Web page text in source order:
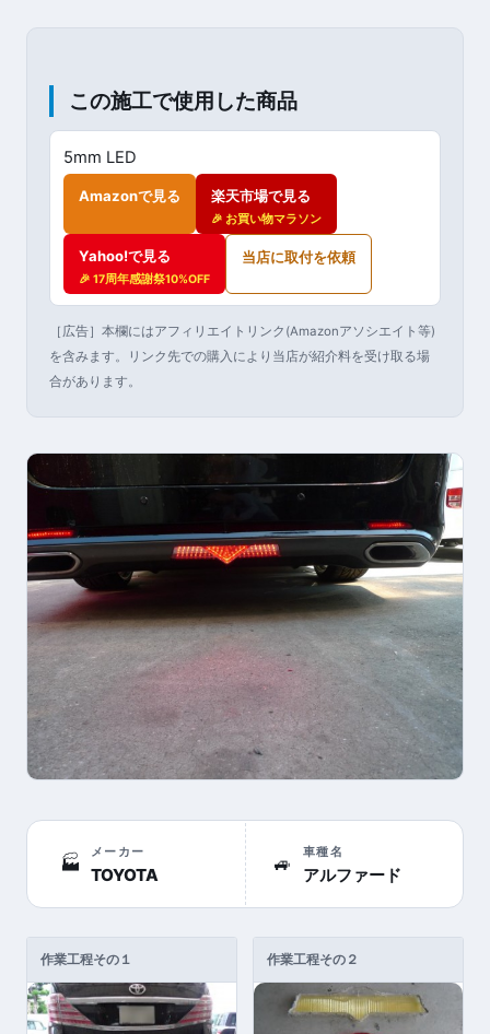
この施工で使用した商品
5mm LED
Amazonで見る 楽天市場で見る
🎉 お買い物マラソン
Yahoo!で見る
🎉 17周年感謝祭10%OFF
当店に取付を依頼
［広告］本欄にはアフィリエイトリンク(Amazonアソシエイト等)
を含みます。リンク先での購入により当店が紹介料を受け取る場
合があります。
🏭
メーカー
TOYOTA
🚙
車種名
アルファード
作業工程その１ 作業工程その２